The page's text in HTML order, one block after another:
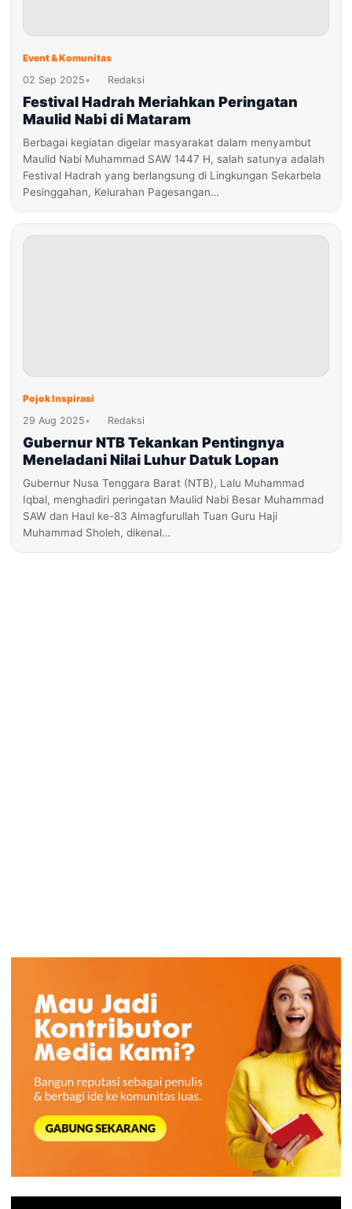
Event & Komunitas
02 Sep 2025• Redaksi
Festival Hadrah Meriahkan Peringatan
Maulid Nabi di Mataram
Berbagai kegiatan digelar masyarakat dalam menyambut
Maulid Nabi Muhammad SAW 1447 H, salah satunya adalah
Festival Hadrah yang berlangsung di Lingkungan Sekarbela
Pesinggahan, Kelurahan Pagesangan…
Pojok Inspirasi
29 Aug 2025• Redaksi
Gubernur NTB Tekankan Pentingnya
Meneladani Nilai Luhur Datuk Lopan
Gubernur Nusa Tenggara Barat (NTB), Lalu Muhammad
Iqbal, menghadiri peringatan Maulid Nabi Besar Muhammad
SAW dan Haul ke-83 Almagfurullah Tuan Guru Haji
Muhammad Sholeh, dikenal…